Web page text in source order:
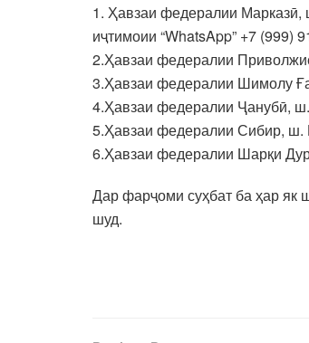
1. Ҳавзаи федералии Марказӣ,
иҷтимоии “WhatsApp” +7 (999)
2.Ҳавзаи федералии
3.Ҳавзаи федералии Шимолу
4.Ҳавзаи федералии Ҷанубӣ,
5.Ҳавзаи федералии Сибир, ш.
6.Ҳавзаи федералии Шарқи
Дар фарҷоми суҳбат ба ҳар як
шуд.